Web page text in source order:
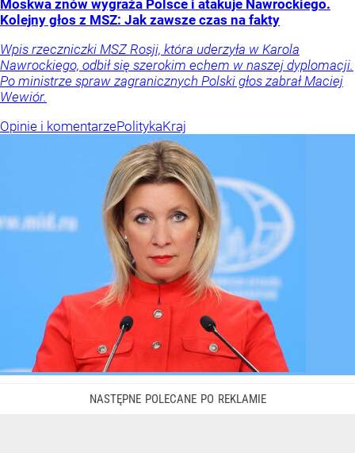
Moskwa znów wygraża Polsce i atakuje Nawrockiego.
Kolejny głos z MSZ: Jak zawsze czas na fakty
Wpis rzeczniczki MSZ Rosji, która uderzyła w Karola
Nawrockiego, odbił się szerokim echem w naszej dyplomacji.
Po ministrze spraw zagranicznych Polski głos zabrał Maciej
Wewiór.
Opinie i komentarzePolitykaKraj